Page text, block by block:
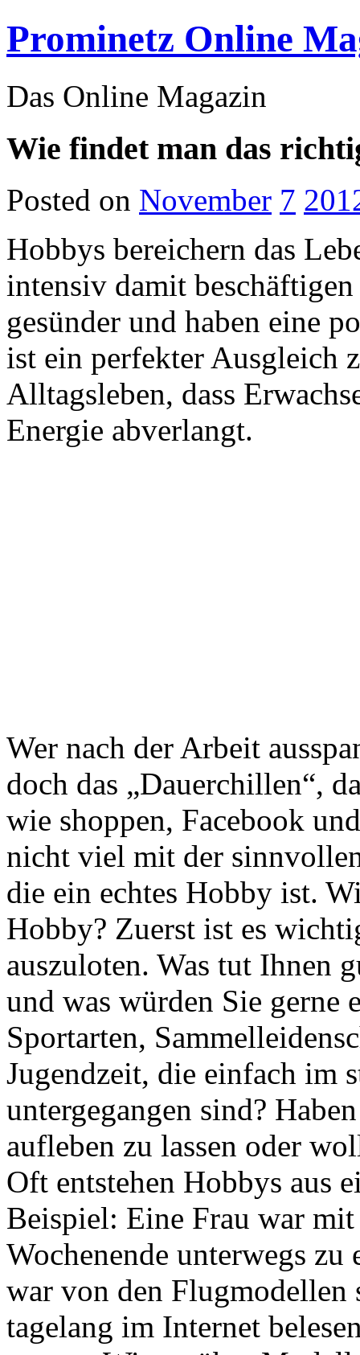
Prominetz Online
Das Online Magazin
Wie findet man das
Posted on November 7
Hobbys bereichern das
intensiv damit
gesünder und haben eine
ist ein perfekter Ausgleich
Alltagsleben, dass
Energie abverlangt.
Wer nach der Arbeit
doch das „Dauerchillen“,
wie shoppen, Facebook
nicht viel mit der
die ein echtes Hobby ist.
Hobby? Zuerst ist es
auszuloten. Was tut Ihnen
und was würden Sie gerne
Sportarten,
Jugendzeit, die einfach im
untergegangen sind?
aufleben zu lassen oder
Oft entstehen Hobbys aus
Beispiel: Eine Frau war
Wochenende unterwegs
war von den Flugmodellen
tagelang im Internet